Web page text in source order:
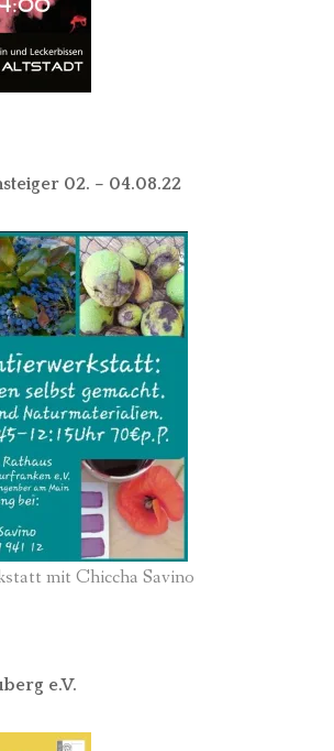
02. – 04.08.22
mit Chiccha Savino
e.V.